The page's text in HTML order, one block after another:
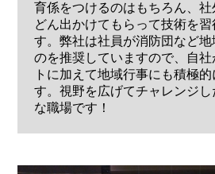
育係をつけるのはもちろん、
どん出かけてもらって技術を習
す。弊社は社員が消防団など
のを推奨していますので、自
トに加えて地域行事にも積極
す。視野を広げてチャレンジ
な職場です！